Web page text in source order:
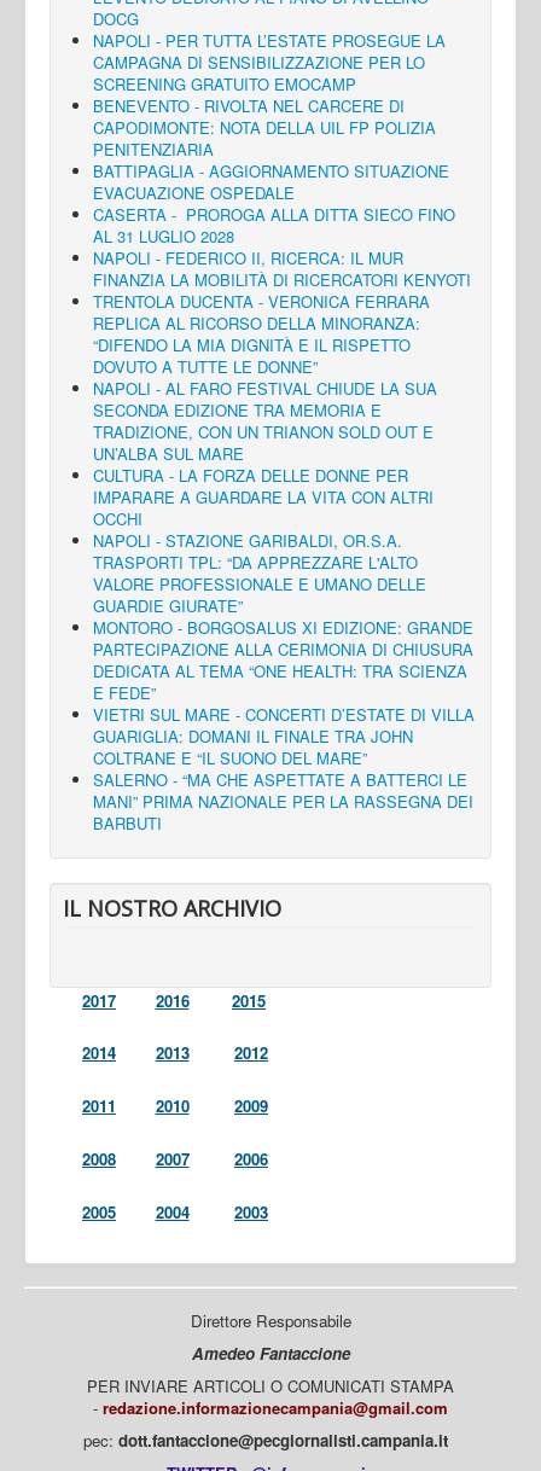
DOCG
NAPOLI - PER TUTTA L’ESTATE PROSEGUE LA
CAMPAGNA DI SENSIBILIZZAZIONE PER LO
SCREENING GRATUITO EMOCAMP
BENEVENTO - RIVOLTA NEL CARCERE DI
CAPODIMONTE: NOTA DELLA UIL FP POLIZIA
PENITENZIARIA
BATTIPAGLIA - AGGIORNAMENTO SITUAZIONE
EVACUAZIONE OSPEDALE
CASERTA - PROROGA ALLA DITTA SIECO FINO
AL 31 LUGLIO 2028
NAPOLI - FEDERICO II, RICERCA: IL MUR
FINANZIA LA MOBILITÀ DI RICERCATORI KENYOTI
TRENTOLA DUCENTA - VERONICA FERRARA
REPLICA AL RICORSO DELLA MINORANZA:
“DIFENDO LA MIA DIGNITÀ E IL RISPETTO
DOVUTO A TUTTE LE DONNE”
NAPOLI - AL FARO FESTIVAL CHIUDE LA SUA
SECONDA EDIZIONE TRA MEMORIA E
TRADIZIONE, CON UN TRIANON SOLD OUT E
UN’ALBA SUL MARE
CULTURA - LA FORZA DELLE DONNE PER
IMPARARE A GUARDARE LA VITA CON ALTRI
OCCHI
NAPOLI - STAZIONE GARIBALDI, OR.S.A.
TRASPORTI TPL: “DA APPREZZARE L'ALTO
VALORE PROFESSIONALE E UMANO DELLE
GUARDIE GIURATE”
MONTORO - BORGOSALUS XI EDIZIONE: GRANDE
PARTECIPAZIONE ALLA CERIMONIA DI CHIUSURA
DEDICATA AL TEMA “ONE HEALTH: TRA SCIENZA
E FEDE”
VIETRI SUL MARE - CONCERTI D’ESTATE DI VILLA
GUARIGLIA: DOMANI IL FINALE TRA JOHN
COLTRANE E “IL SUONO DEL MARE”
SALERNO - “MA CHE ASPETTATE A BATTERCI LE
MANI” PRIMA NAZIONALE PER LA RASSEGNA DEI
BARBUTI
IL NOSTRO ARCHIVIO
2017 2016 2015
2014 2013 2012
2011 2010 2009
2008 2007 2006
2005 2004 2003
Direttore Responsabile
Amedeo Fantaccione
PER INVIARE ARTICOLI O COMUNICATI STAMPA
- redazione.informazionecampania@gmail.com
pec: dott.fantaccione@pecgiornalisti.campania.it